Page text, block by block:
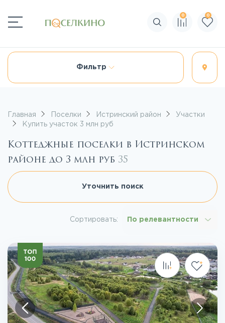
Поиск по сайту
0 0
Фильтр
Главная Поселки Истринский район
Участки
Купить участок 3 млн руб
Коттеджные поселки в Истринском
районе до 3 млн руб 35
Уточнить поиск
Сортировать: По релевантности